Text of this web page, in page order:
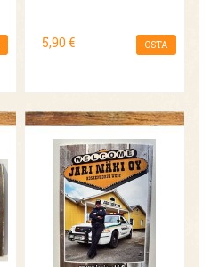
5,90 € OSTA